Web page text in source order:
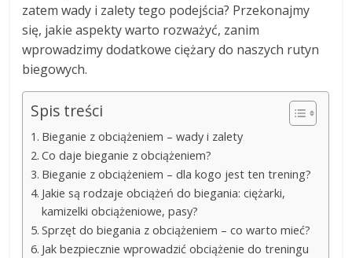
zatem wady i zalety tego podejścia? Przekonajmy
się, jakie aspekty warto rozważyć, zanim
wprowadzimy dodatkowe ciężary do naszych rutyn
biegowych.
Spis treści
Bieganie z obciążeniem – wady i zalety
Co daje bieganie z obciążeniem?
Bieganie z obciążeniem – dla kogo jest ten trening?
Jakie są rodzaje obciążeń do biegania: ciężarki,
kamizelki obciążeniowe, pasy?
Sprzęt do biegania z obciążeniem – co warto mieć?
Jak bezpiecznie wprowadzić obciążenie do treningu